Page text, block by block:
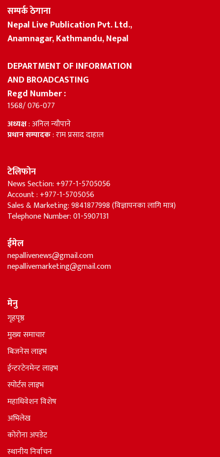
सम्पर्क ठेगाना
Nepal Live Publication Pvt. Ltd.,
Anamnagar, Kathmandu, Nepal
DEPARTMENT OF INFORMATION
AND BROADCASTING
Regd Number :
1568/ 076-077
अध्यक्ष: अनिल न्यौपाने
प्रधान सम्पादक: राम प्रसाद दाहाल
टेलिफोन
News Section: +977-1-5705056
Account : +977-1-5705056
Sales & Marketing: 9841877998 (विज्ञापनका लागि मात्र)
Telephone Number: 01-5907131
ईमेल
nepallivenews@gmail.com
nepallivemarketing@gmail.com
मेनु
गृहपृष्ठ
मुख्य समाचार
बिजनेस लाइभ
ईन्टरटेनमेन्ट लाइभ
स्पोर्टस लाइभ
महाधिवेशन विशेष
अभिलेख
कोरोना अपडेट
स्थानीय निर्वाचन